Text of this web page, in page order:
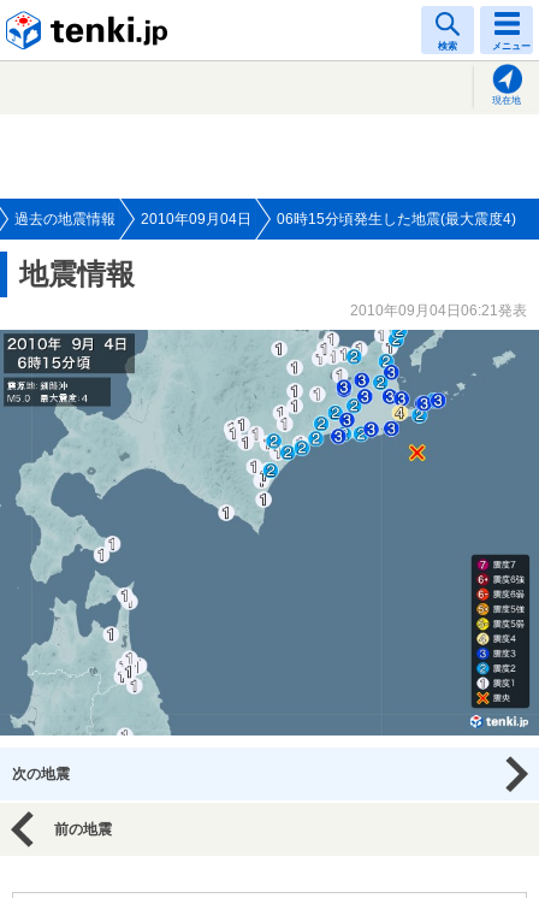
検索 メニュー
現在地
過去の地震情報 2010年09月04日 06時15分頃発生した地震(最大震度4)
地震情報
2010年09月04日06:21発表
次の地震
前の地震